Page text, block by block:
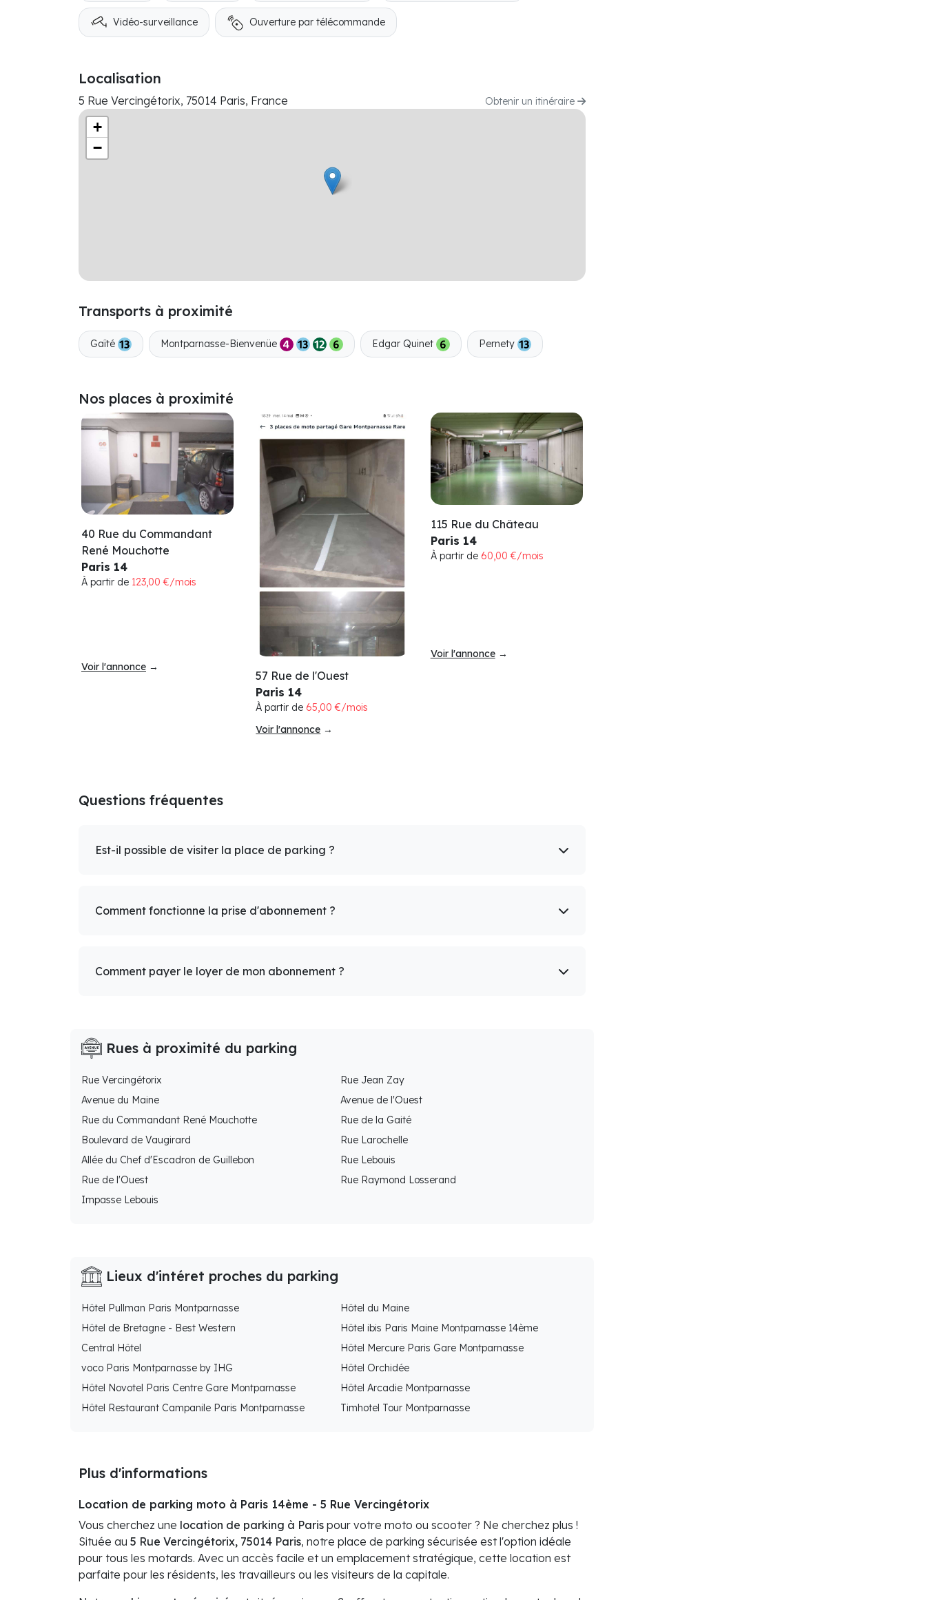
Vidéo-surveillance Ouverture par télécommande
Localisation
5 Rue Vercingétorix, 75014 Paris, France Obtenir un itinéraire
+
−
Transports à proximité
Gaîté Montparnasse-Bienvenüe Edgar Quinet Pernety
Nos places à proximité
40 Rue du Commandant
René Mouchotte
Paris 14
À partir de 123,00 €/mois
Voir l'annonce →
57 Rue de l'Ouest
Paris 14
À partir de 65,00 €/mois
Voir l'annonce →
115 Rue du Château
Paris 14
À partir de 60,00 €/mois
Voir l'annonce→
Questions fréquentes
Est-il possible de visiter la place de parking ?
Comment fonctionne la prise d'abonnement ?
Comment payer le loyer de mon abonnement ?
Rues à proximité du parking
Rue Vercingétorix
Rue Jean Zay
Avenue du Maine
Avenue de l'Ouest
Rue du Commandant René Mouchotte
Rue de la Gaité
Boulevard de Vaugirard
Rue Larochelle
Allée du Chef d'Escadron de Guillebon
Rue Lebouis
Rue de l'Ouest
Rue Raymond Losserand
Impasse Lebouis
Lieux d'intéret proches du parking
Hôtel Pullman Paris Montparnasse
Hôtel du Maine
Hôtel de Bretagne - Best Western
Hôtel ibis Paris Maine Montparnasse 14ème
Central Hôtel
Hôtel Mercure Paris Gare Montparnasse
voco Paris Montparnasse by IHG
Hôtel Orchidée
Hôtel Novotel Paris Centre Gare Montparnasse
Hôtel Arcadie Montparnasse
Hôtel Restaurant Campanile Paris Montparnasse
Timhotel Tour Montparnasse
Plus d'informations
Location de parking moto à Paris 14ème - 5 Rue Vercingétorix
Vous cherchez une location de parking à Paris pour votre moto ou scooter ? Ne cherchez plus !
Située au 5 Rue Vercingétorix, 75014 Paris, notre place de parking sécurisée est l'option idéale
pour tous les motards. Avec un accès facile et un emplacement stratégique, cette location est
parfaite pour les résidents, les travailleurs ou les visiteurs de la capitale.